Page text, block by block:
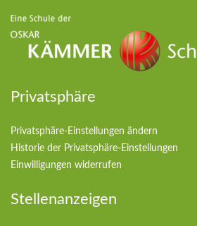
Privatsphäre
Privatsphäre-Einstellungen ändern
Historie der Privatsphäre-Einstellungen
Einwilligungen widerrufen
Stellenanzeigen